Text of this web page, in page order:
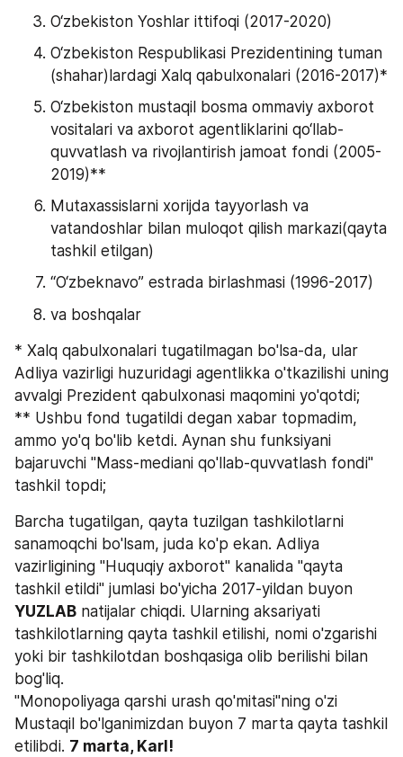
O‘zbekiston Yoshlar ittifoqi (2017-2020)
O‘zbekiston Respublikasi Prezidentining tuman
(shahar)lardagi Xalq qabulxonalari (2016-2017)*
O‘zbekiston mustaqil bosma ommaviy axborot
vositalari va axborot agentliklarini qo‘llab-
quvvatlash va rivojlantirish jamoat fondi (2005-
2019)**
Mutaxassislarni xorijda tayyorlash va
vatandoshlar bilan muloqot qilish markazi(qayta
tashkil etilgan)
“O‘zbeknavo” estrada birlashmasi (1996-2017)
va boshqalar
* Xalq qabulxonalari tugatilmagan bo'lsa-da, ular
Adliya vazirligi huzuridagi agentlikka o'tkazilishi uning
avvalgi Prezident qabulxonasi maqomini yo'qotdi;
** Ushbu fond tugatildi degan xabar topmadim,
ammo yo'q bo'lib ketdi. Aynan shu funksiyani
bajaruvchi "Mass-mediani qo'llab-quvvatlash fondi"
tashkil topdi;
Barcha tugatilgan, qayta tuzilgan tashkilotlarni
sanamoqchi bo'lsam, juda ko'p ekan. Adliya
vazirligining "Huquqiy axborot" kanalida "qayta
YUZLAB natijalar chiqdi. Ularning aksariyati
tashkilotlarning qayta tashkil etilishi, nomi o'zgarishi
yoki bir tashkilotdan boshqasiga olib berilishi bilan
bog'liq.
"Monopoliyaga qarshi urash qo'mitasi"ning o'zi
Mustaqil bo'lganimizdan buyon 7 marta qayta tashkil
etilibdi. 7 marta, Karl!